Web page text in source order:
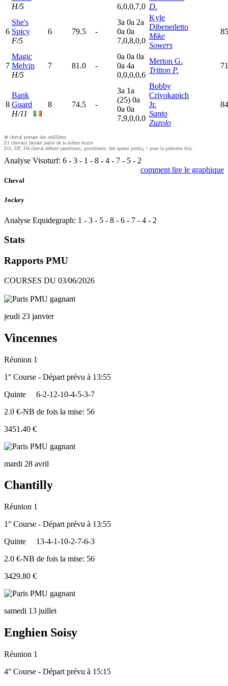
H/5
6,0,0,7,0 D.
6
She's
Spicy
F/5
6 79.5 -
3a 0a 2a
0a 0a
7,0,8,0,0
Kyle
Dibenedetto
Mike
Sowers
7
Magic
Melvin
H/5
7 81.0 -
0a 0a 0a
0a 4a
0,0,0,0,6
Merton G.
Tritton P.
8
Bank
Guard
H/11
8 74.5 -
3a 1a
(25) 0a
0a 0a
7,9,0,0,0
Bobby
Crivokapich
Jr.
Santo
Zuzolo
⊗ cheval portant des oeilllères
E1 chevaux faisant partie de la même écurie
DA, DP, D4 cheval déferré (antérieurs, postérieurs, des quatre pieds), • pour la première fois.
Analyse Visuturf: 6 - 3 - 1 - 8 - 4 - 7 - 5 - 2
comment lire le graphique
Cheval
Jockey
Analyse Equidegraph: 1 - 3 - 5 - 8 - 6 - 7 - 4 - 2
Stats
Rapports PMU
COURSES DU 03/06/2026
jeudi 23 janvier
Vincennes
Réunion 1
1° Course - Départ prévu à 13:55
Quinte
6-2-12-10-4-5-3-7
2.0 €-NB de fois la mise: 56
3451.40 €
mardi 28 avril
Chantilly
Réunion 1
1° Course - Départ prévu à 13:55
Quinte
13-4-1-10-2-7-6-3
2.0 €-NB de fois la mise: 56
3429.80 €
samedi 13 juillet
Enghien Soisy
Réunion 1
4° Course - Départ prévu à 15:15